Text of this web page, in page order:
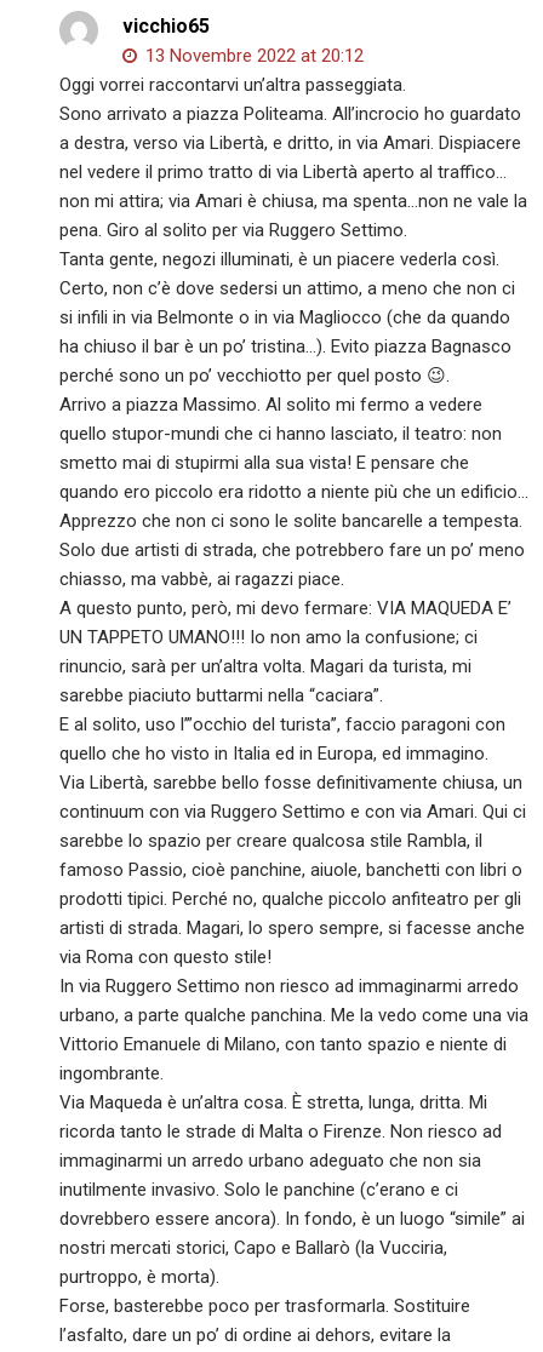
vicchio65
13 Novembre 2022 at 20:12
Oggi vorrei raccontarvi un’altra passeggiata.
Sono arrivato a piazza Politeama. All’incrocio ho guardato
a destra, verso via Libertà, e dritto, in via Amari. Dispiacere
nel vedere il primo tratto di via Libertà aperto al traffico…
non mi attira; via Amari è chiusa, ma spenta…non ne vale la
pena. Giro al solito per via Ruggero Settimo.
Tanta gente, negozi illuminati, è un piacere vederla così.
Certo, non c’è dove sedersi un attimo, a meno che non ci
si infili in via Belmonte o in via Magliocco (che da quando
ha chiuso il bar è un po’ tristina…). Evito piazza Bagnasco
perché sono un po’ vecchiotto per quel posto 😉.
Arrivo a piazza Massimo. Al solito mi fermo a vedere
quello stupor-mundi che ci hanno lasciato, il teatro: non
smetto mai di stupirmi alla sua vista! E pensare che
quando ero piccolo era ridotto a niente più che un edificio…
Apprezzo che non ci sono le solite bancarelle a tempesta.
Solo due artisti di strada, che potrebbero fare un po’ meno
chiasso, ma vabbè, ai ragazzi piace.
A questo punto, però, mi devo fermare: VIA MAQUEDA E’
UN TAPPETO UMANO!!! Io non amo la confusione; ci
rinuncio, sarà per un’altra volta. Magari da turista, mi
sarebbe piaciuto buttarmi nella “caciara”.
E al solito, uso l’”occhio del turista”, faccio paragoni con
quello che ho visto in Italia ed in Europa, ed immagino.
Via Libertà, sarebbe bello fosse definitivamente chiusa, un
continuum con via Ruggero Settimo e con via Amari. Qui ci
sarebbe lo spazio per creare qualcosa stile Rambla, il
famoso Passio, cioè panchine, aiuole, banchetti con libri o
prodotti tipici. Perché no, qualche piccolo anfiteatro per gli
artisti di strada. Magari, lo spero sempre, si facesse anche
via Roma con questo stile!
In via Ruggero Settimo non riesco ad immaginarmi arredo
urbano, a parte qualche panchina. Me la vedo come una via
Vittorio Emanuele di Milano, con tanto spazio e niente di
ingombrante.
Via Maqueda è un’altra cosa. È stretta, lunga, dritta. Mi
ricorda tanto le strade di Malta o Firenze. Non riesco ad
immaginarmi un arredo urbano adeguato che non sia
inutilmente invasivo. Solo le panchine (c’erano e ci
dovrebbero essere ancora). In fondo, è un luogo “simile” ai
nostri mercati storici, Capo e Ballarò (la Vucciria,
purtroppo, è morta).
Forse, basterebbe poco per trasformarla. Sostituire
l’asfalto, dare un po’ di ordine ai dehors, evitare la